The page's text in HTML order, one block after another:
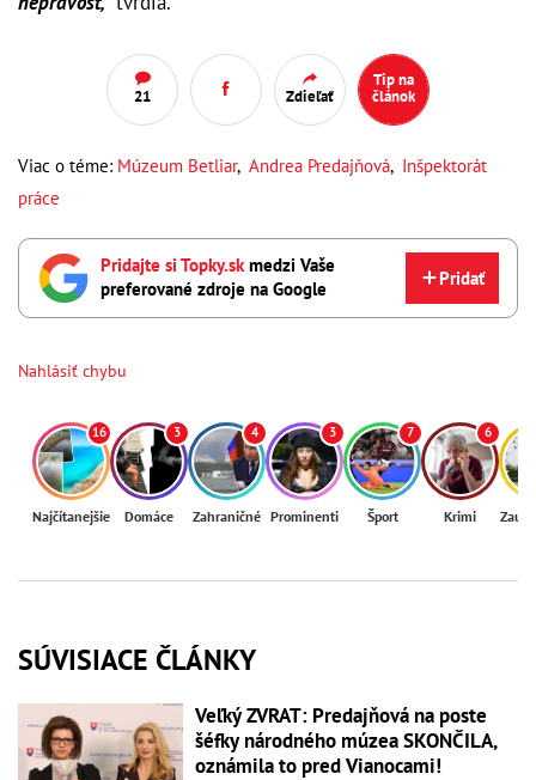
21 Zdieľať
Tip na
článok
Viac o téme: Múzeum Betliar, Andrea Predajňová, Inšpektorát
práce
Pridajte si Topky.skmedzi Vaše
preferované zdroje na Google
Pridať
Nahlásiť chybu
16
Najčítanejšie
3
Domáce
4
Zahraničné
3
Prominenti
7
Šport
6
Krimi
SÚVISIACE ČLÁNKY
Veľký ZVRAT: Predajňová na poste
šéfky národného múzea SKONČILA,
oznámila to pred Vianocami!